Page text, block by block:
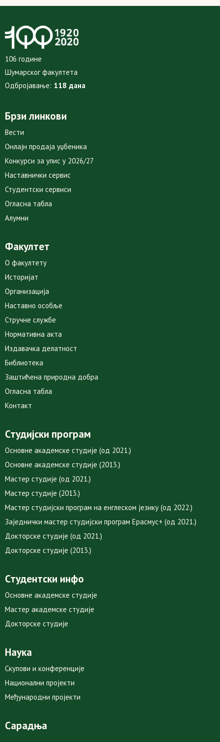
106 године
Шумарског факултета
Одбројавање: 118 дана
Брзи линкови
Вести
Онлајн продаја уџбеника
Конкурси за упис у 2026/27
Наставнички сервис
Студентски сервиси
Огласна табла
Алумни
Факултет
О факултету
Историјат
Организација
Наставно особље
Стручне службе
Нормативна акта
Издавачка делатност
Библиотека
Заштићена природна добра
Огласна табла
Контакт
Студијски програм
Основне академске студије (од 2021.)
Основне академске студије (2013.)
Мастер студије (од 2021.)
Мастер студије (2013.)
Мастер студијски програм на енглеском језику (од 2022.)
Заједнички мастер студијски програм Ерасмус+ (од 2021.)
Докторске студије (од 2021.)
Докторске студије (2013.)
Студентски инфо
Основне академске студије
Мастер академске студије
Докторске студије
Наука
Скупови и конференције
Национални пројекти
Међународни пројекти
Сарадња